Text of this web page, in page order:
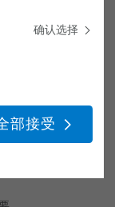
确认选择
部接受